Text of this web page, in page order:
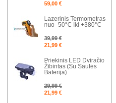
59,00 €
Lazerinis Termometras
nuo -50°C iki +380°C
39,99 €
21,99 €
Priekinis LED Dviračio
Žibintas (Su Saulės
Baterija)
29,99 €
21,99 €